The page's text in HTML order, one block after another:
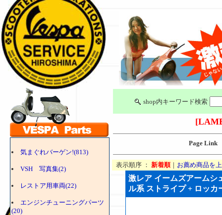
気まぐれバーゲン!(813)
VSH 写真集(2)
レストア用車両(22)
エンジンチューニングパーツ
(20)
shop内キーワード検索
Page Link
表示順序 ： 新着順｜ お薦め商品を
激レア イームズアームシ
ル系 ストライプ + ロッ